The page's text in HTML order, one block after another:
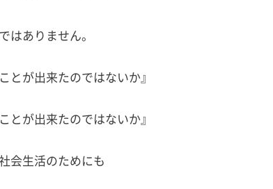
はありません。
とが出来たのではないか』
とが出来たのではないか』
会生活のためにも